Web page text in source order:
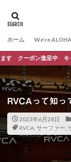
ホーム We’re
中 キャッシュレス決済
RVCAって知っ
2023年6月28日
RVCA, サーファー,